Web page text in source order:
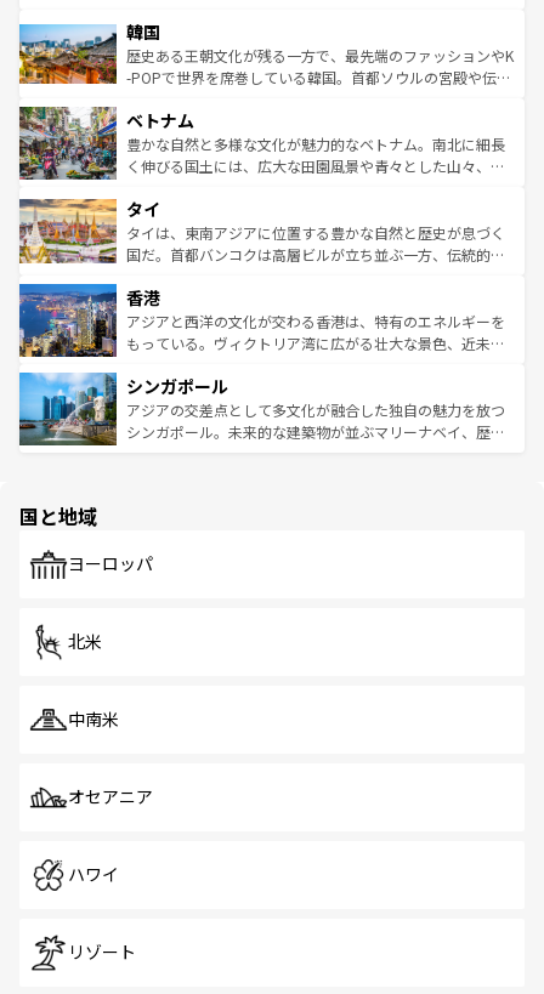
ワイを、存分に味わってほしい。 なお、新着のハワイ情報
はコンテンツ一覧を参照してほしい。
いる。アクティビティも充実しており、サーフィンやダイ
ビング、ハイキングなど、アウトドア好きにはたまらな
い。オーストラリアの多彩な魅力を存分に味わいつくそ
参照してほしい。
ン）、静ひつな山岳地帯である台湾東部など、都市の喧騒
と山間の静けさが共存しており、訪れる人に新しい発見と
驚きをもたらしてくれる。また、奥深い台湾の食文化も魅
容にもいいと評判のスイーツなど、バラエティ豊かな料理
が味わえる。 なお、新着の台湾情報は コンテンツ一覧を参
照してほしい。
韓国
歴史ある王朝文化が残る一方で、最先端のファッションやK
-POPで世界を席巻している韓国。首都ソウルの宮殿や伝統
き、地方に足を延ばせば四季折々の自然美を楽しむことが
できる。そして、キムチや焼肉、絶品のストリートフード
まで、さまざまな韓国料理が待っている。夜には、韓国な
リティに包まれながら、韓国の多彩な魅力を心ゆくまで味
わってみてほしい。 なお、新着の韓国情報はコンテンツ一
覧を参照してほしい。
ベトナム
豊かな自然と多様な文化が魅力的なベトナム。南北に細長
く伸びる国土には、広大な田園風景や青々とした山々、世
急速な発展と共に伝統が息づく。ハノイの古い町並みやホ
ーチミン市のフランス統治時代の建物も、独特の雰囲気を
醸し出している。また、バラエティの豊かさとおいしさで
とつ。フォーやバインミー、ベトナムコーヒーなどは、ぜ
ひ現地で味わいたい。どの地域を訪れてもあたたかい人々
が旅行者を迎えてくれるので、きっと忘れられない旅にな
参照してほしい。
タイ
タイは、東南アジアに位置する豊かな自然と歴史が息づく
国だ。首都バンコクは高層ビルが立ち並ぶ一方、伝統的な
の活気が交差している。北部ではチェンマイなどの山岳地
帯で自然と触れ合い、南部ではプーケットやクラビの美し
いビーチでリゾート気分を楽しむことができる。タイ料理
激する。気候は一年中温暖で、どの季節にも異なる楽しみ
が待っている。親しみやすいタイの人々、仏教を中心とし
た文化、そして多様な観光資源が、訪れる旅人を魅了し続
香港
アジアと西洋の文化が交わる香港は、特有のエネルギーを
もっている。ヴィクトリア湾に広がる壮大な景色、近未来
み、どこを訪れても感動するはず。観光スポットが密集し
ており、効率よく見どころを回れるのも魅力。息をのむよ
うな絶景から文化的な体験まで、香港を存分に楽しみ尽く
シンガポール
アジアの交差点として多文化が融合した独自の魅力を放つ
シンガポール。未来的な建築物が並ぶマリーナベイ、歴史
で、ホーカーズは地元の風情を楽しめる外せないスポット
国と地域
ヨーロッパ
北米
中南米
オセアニア
ハワイ
リゾート